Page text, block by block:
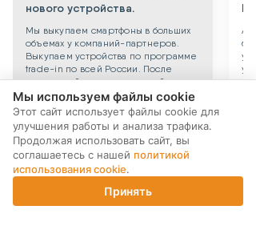
нового устройства.
Мы выкупаем смартфоны в больших
объемах у компаний-партнеров.
Выкупаем устройства по программе
trade-in по всей России. После
тщательной проверки устройства
поступают в продажу. Цена по
сравнению с новыми смартфонами
снижена до 40%.
Корзина
Мы используем файлы cookie
Этот сайт использует файлы cookie для
улучшения работы и анализа трафика.
Продолжая использовать сайт, вы
соглашаетесь с нашей политикой
использования cookie.
Принять